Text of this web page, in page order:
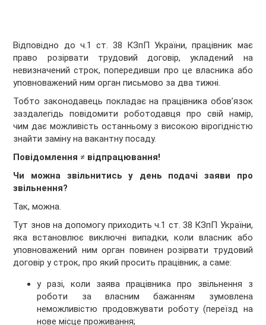
Відповідно до ч.1 ст. 38 КЗпП України, працівник має
право розірвати трудовий договір, укладений на
невизначений строк, попередивши про це власника або
уповноважений ним орган письмово за два тижні.
Тобто законодавець покладає на працівника обов’язок
заздалегідь повідомити роботодавця про свій намір,
чим дає можливість останньому з високою вірогідністю
знайти заміну на вакантну посаду.
Повідомлення ≠ відпрацювання!
Чи можна звільнитись у день подачі заяви про
звільнення?
Так, можна.
Тут знов на допомогу приходить ч.1 ст. 38 КЗпП України,
яка встановлює виключні випадки, коли власник або
уповноважений ним орган повинен розірвати трудовий
договір у строк, про який просить працівник, а саме:
у разі, коли заява працівника про звільнення з
роботи за власним бажанням зумовлена
неможливістю продовжувати роботу (переїзд на
нове місце проживання;